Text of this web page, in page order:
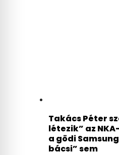
Takács Péter
létezik” az
a gödi
bácsi” sem